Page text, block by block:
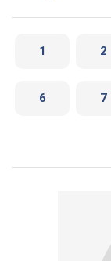
1 2
6 7